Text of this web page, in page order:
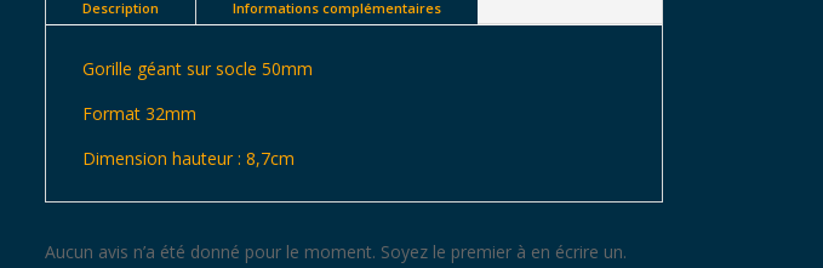
GéantDescription Informations complémentaires
Gorille géant sur socle 50mm
Format 32mm
Dimension hauteur : 8,7cm
Aucun avis n’a été donné pour le moment. Soyez le premier à en écrire un.